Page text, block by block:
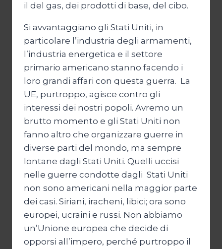
il del gas, dei prodotti di base, del cibo.
Si avvantaggiano gli Stati Uniti, in
particolare l’industria degli armamenti,
l’industria energetica e il settore
primario americano stanno facendo i
loro grandi affari con questa guerra. La
UE, purtroppo, agisce contro gli
interessi dei nostri popoli. Avremo un
brutto momento e gli Stati Uniti non
fanno altro che organizzare guerre in
diverse parti del mondo, ma sempre
lontane dagli Stati Uniti. Quelli uccisi
nelle guerre condotte dagli Stati Uniti
non sono americani nella maggior parte
dei casi. Siriani, iracheni, libici; ora sono
europei, ucraini e russi. Non abbiamo
un’Unione europea che decide di
opporsi all’impero, perché purtroppo il